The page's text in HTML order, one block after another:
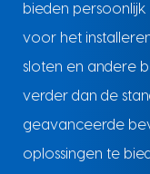
bieden
voor het
sloten en andere
verder dan de
geavanceerde
oplossingen te